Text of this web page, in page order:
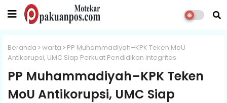
Beranda warta
PP Muhammadiyah–KPK Teken MoU
Antikorupsi, UMC Siap Perkuat Pendidikan Integritas
PP Muhammadiyah–KPK Teken
MoU Antikorupsi, UMC Siap